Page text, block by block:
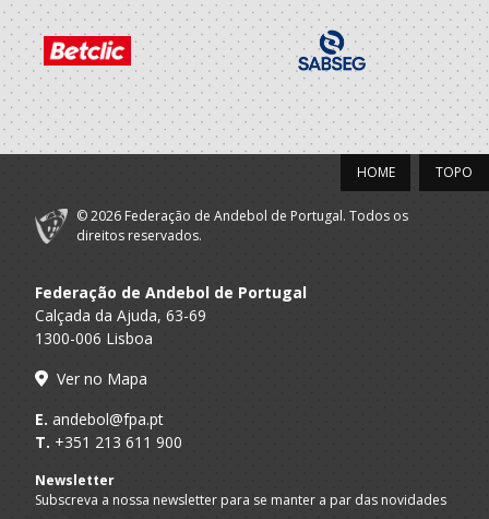
2020/21
A.A. Braga
ABC Braga
Andebol Sad
SUB-13 M
TOPO
HOME
© 2026 Federação de Andebol de Portugal. Todos os
direitos reservados.
Federação de Andebol de Portugal
Calçada da Ajuda, 63-69
1300-006 Lisboa
Ver no Mapa
E. andebol@fpa.pt
T. +351 213 611 900
Newsletter
Subscreva a nossa newsletter para se manter a par das novidades